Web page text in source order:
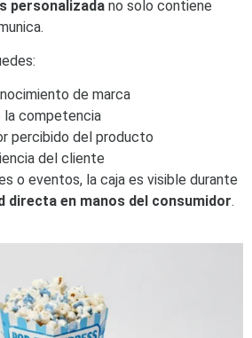
personalizada no solo contiene
de marca
la competencia
percibido del producto
del cliente
o eventos, la caja es visible durante
directa en manos del consumidor.